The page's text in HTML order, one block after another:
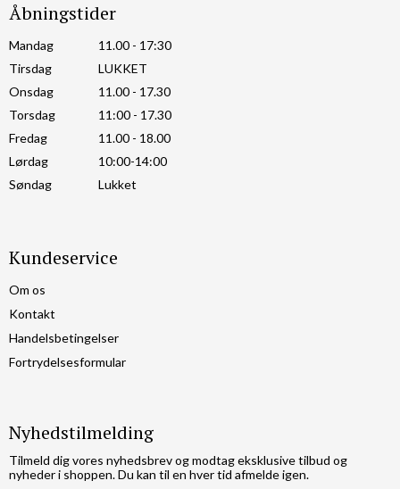
Åbningstider
Mandag
11.00 - 17:30
Tirsdag
LUKKET
Onsdag
11.00 - 17.30
Torsdag
11:00 - 17.30
Fredag
11.00 - 18.00
Lørdag
10:00-14:00
Søndag
Lukket
Kundeservice
Om os
Kontakt
Handelsbetingelser
Fortrydelsesformular
Nyhedstilmelding
Tilmeld dig vores nyhedsbrev og modtag eksklusive tilbud og
nyheder i shoppen. Du kan til en hver tid afmelde igen.